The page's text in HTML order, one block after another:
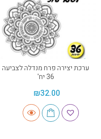
ערכת יצירה פרח מנדלה לצביעה
36 יח'
₪32.00